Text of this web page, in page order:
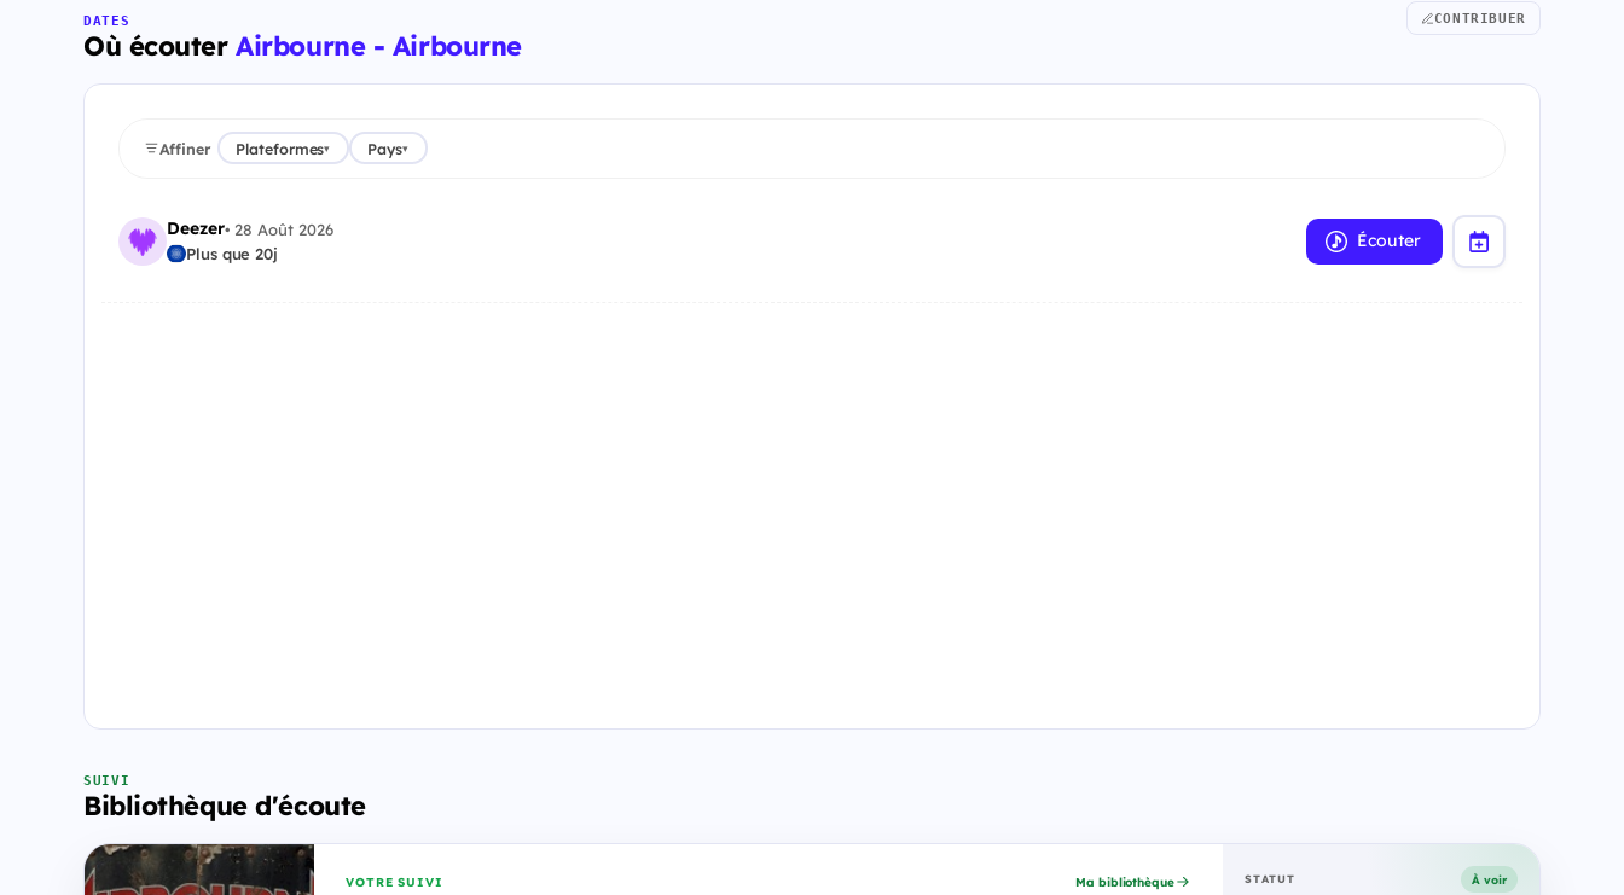
DATES
Où écouterAirbourne - Airbourne
CONTRIBUER
Affiner Plateformes▾ Pays▾
Deezer• 28 Août 2026
Plus que 20j
Écouter
SUIVI
Bibliothèque d'écoute
VOTRE SUIVI Ma bibliothèque STATUT À voir